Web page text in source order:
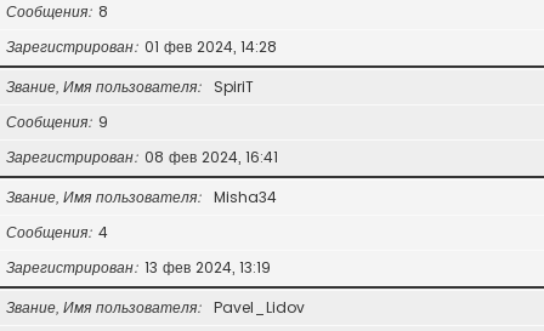
Сообщения 8
Зарегистрирован 01 фев 2024, 14:28
Звание, Имя пользователя
SpiriT
Сообщения 9
Зарегистрирован 08 фев 2024, 16:41
Звание, Имя пользователя
Misha34
Сообщения 4
Зарегистрирован 13 фев 2024, 13:19
Звание, Имя пользователя
Pavel_Lidov